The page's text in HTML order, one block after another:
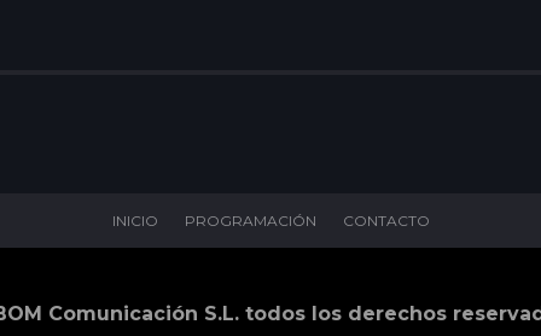
INICIO PROGRAMACIÓN CONTACTO
Comunicación S.L. todos los derechos